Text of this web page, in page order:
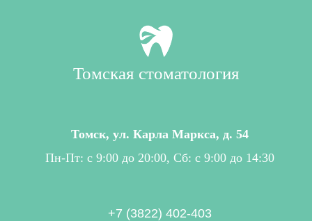
Томская стоматология
Томск, ул. Карла Маркса, д. 54
Пн-Пт: с 9:00 до 20:00, Сб: с 9:00 до 14:30
+7 (3822) 402-403